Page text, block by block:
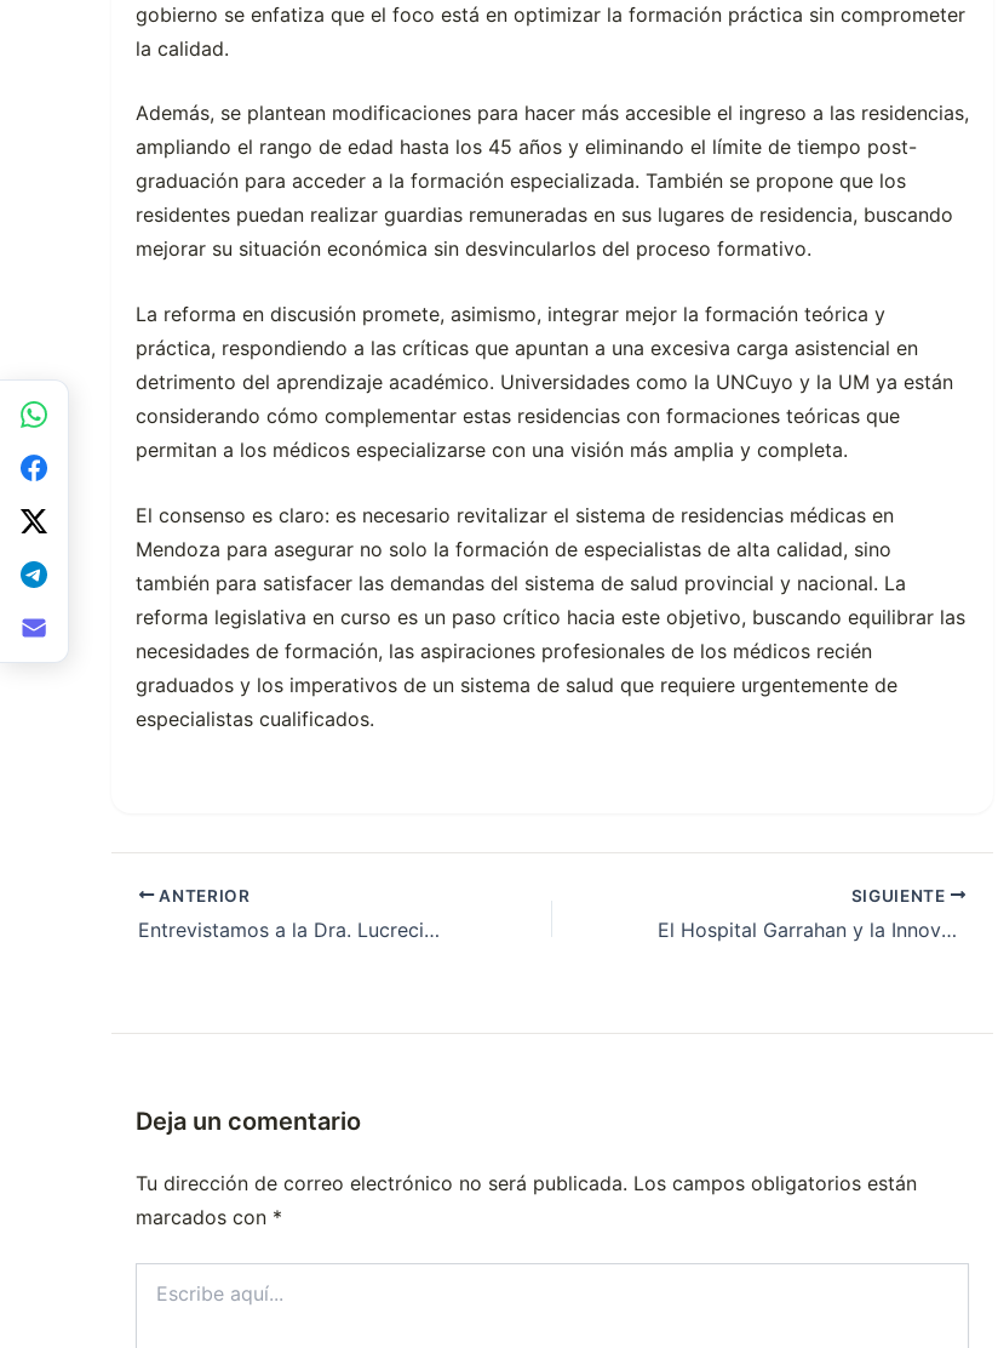
gobierno se enfatiza que el foco está en optimizar la formación práctica sin comprometer
la calidad.
Además, se plantean modificaciones para hacer más accesible el ingreso a las residencias,
ampliando el rango de edad hasta los 45 años y eliminando el límite de tiempo post-
graduación para acceder a la formación especializada. También se propone que los
residentes puedan realizar guardias remuneradas en sus lugares de residencia, buscando
mejorar su situación económica sin desvincularlos del proceso formativo.
La reforma en discusión promete, asimismo, integrar mejor la formación teórica y
práctica, respondiendo a las críticas que apuntan a una excesiva carga asistencial en
detrimento del aprendizaje académico. Universidades como la UNCuyo y la UM ya están
considerando cómo complementar estas residencias con formaciones teóricas que
permitan a los médicos especializarse con una visión más amplia y completa.
El consenso es claro: es necesario revitalizar el sistema de residencias médicas en
Mendoza para asegurar no solo la formación de especialistas de alta calidad, sino
también para satisfacer las demandas del sistema de salud provincial y nacional. La
reforma legislativa en curso es un paso crítico hacia este objetivo, buscando equilibrar las
necesidades de formación, las aspiraciones profesionales de los médicos recién
graduados y los imperativos de un sistema de salud que requiere urgentemente de
especialistas cualificados.
ANTERIOR
Entrevistamos a la Dra. Lucrecia Kreiber, residente de Clínica Médica en el Hospital Francisco López, ubicado en General Roca, provincia de Río Negro
SIGUIENTE
El Hospital Garrahan y la Innovadora Terapia Asistida con Perros
Deja un comentario
Tu dirección de correo electrónico no será publicada. Los campos obligatorios están
marcados con *
aquí...